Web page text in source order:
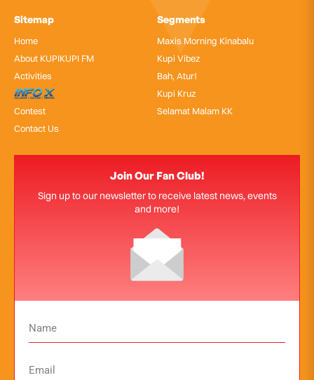
Sitemap
Home
About KUPIKUPI FM
Activities
InfoX
Contest
Contact Us
Segments
Maxis Morning Kinabalu
Kupi Vibez
Bah, Atur!
Kupi Kruz
Selamat Malam KK
Join Our Fan Club!
Sign up to our newsletter to receive latest news, events
and more!